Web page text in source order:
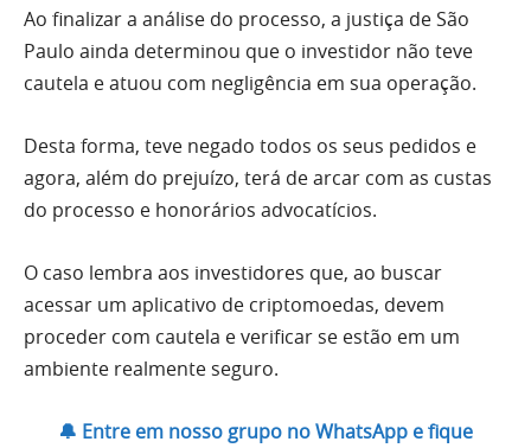
Ao finalizar a análise do processo, a justiça de São
Paulo ainda determinou que o investidor não teve
cautela e atuou com negligência em sua operação.
Desta forma, teve negado todos os seus pedidos e
agora, além do prejuízo, terá de arcar com as custas
do processo e honorários advocatícios.
O caso lembra aos investidores que, ao buscar
acessar um aplicativo de criptomoedas, devem
proceder com cautela e verificar se estão em um
ambiente realmente seguro.
🔔 Entre em nosso grupo no WhatsApp e fique